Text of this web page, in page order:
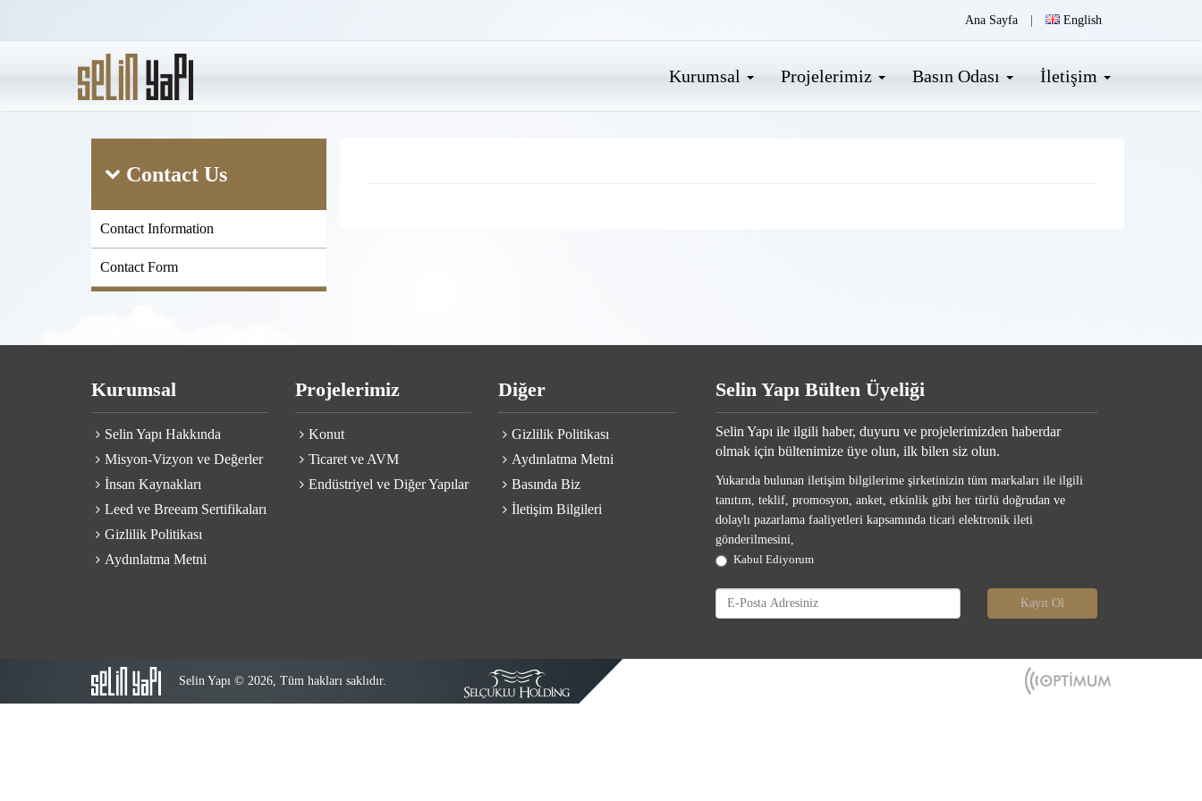
Ana Sayfa English
Kurumsal Projelerimiz Basın Odası İletişim
Contact Us
Contact Information
Contact Form
Kurumsal
Selin Yapı Hakkında
Misyon-Vizyon ve Değerler
İnsan Kaynakları
Leed ve Breeam Sertifikaları
Gizlilik Politikası
Aydınlatma Metni
Projelerimiz
Konut
Ticaret ve AVM
Endüstriyel ve Diğer Yapılar
Diğer
Gizlilik Politikası
Aydınlatma Metni
Basında Biz
İletişim Bilgileri
Selin Yapı Bülten Üyeliği
Selin Yapı ile ilgili haber, duyuru ve projelerimizden haberdar
olmak için bültenimize üye olun, ilk bilen siz olun.
Yukarıda bulunan iletişim bilgilerime şirketinizin tüm markaları ile ilgili
tanıtım, teklif, promosyon, anket, etkinlik gibi her türlü doğrudan ve
dolaylı pazarlama faaliyetleri kapsamında ticari elektronik ileti
gönderilmesini,
Kabul Ediyorum
Kayıt Ol
Selin Yapı © 2026, Tüm hakları saklıdır.